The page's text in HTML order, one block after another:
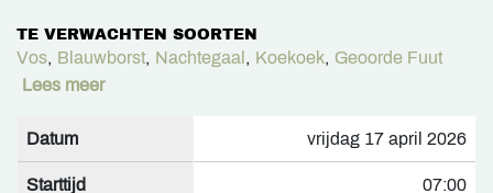
TE VERWACHTEN SOORTEN
Vos, Blauwborst, Nachtegaal , Koekoek, Geoorde Fuut
Lees meer
Datum vrijdag 17 april 2026
Starttijd 07:00